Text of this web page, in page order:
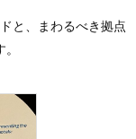
と、まわるべき拠点